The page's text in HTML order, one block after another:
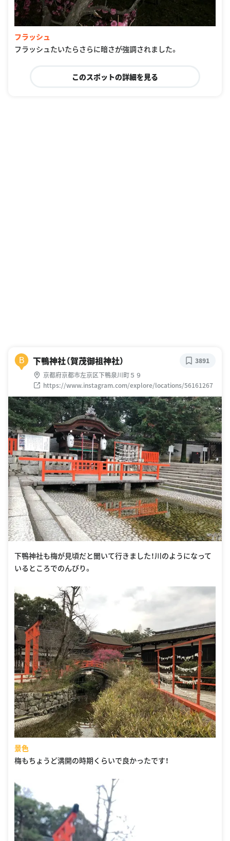
フラッシュ
フラッシュたいたらさらに暗さが強調されました。
このスポットの詳細を見る
B 下鴨神社（賀茂御祖神社）
京都府京都市左京区下鴨泉川町５９
https://www.instagram.com/explore/locations/56161267
3891
下鴨神社も梅が見頃だと聞いて行きました！川のようになって
いるところでのんびり。
景色
梅もちょうど満開の時期くらいで良かったです！